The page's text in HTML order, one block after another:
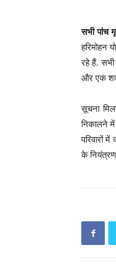
सभी पांच
हरिमोहन
रहे हैं.
और एक शव
सूचना
निकालने
परिवारों
के नियंत्रण